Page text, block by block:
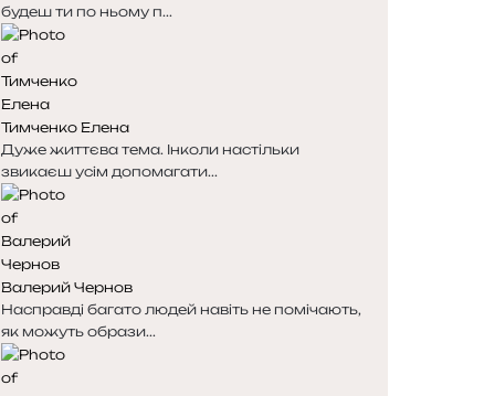
будеш ти по ньому п...
Тимченко Елена
Дуже життєва тема. Інколи настільки
звикаєш усім допомагати...
Валерий Чернов
Насправді багато людей навіть не помічають,
як можуть образи...